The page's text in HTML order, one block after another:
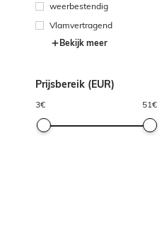
weerbestendig
Vlamvertragend
Bekijk meer
Prijsbereik (EUR)
3€ 51€